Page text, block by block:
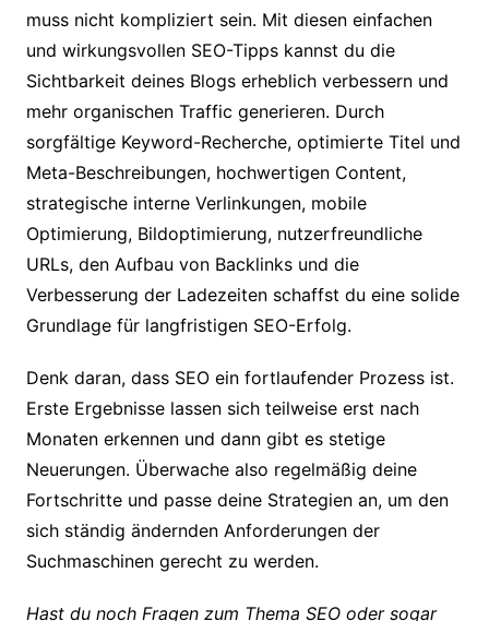
muss nicht kompliziert sein. Mit diesen einfachen
und wirkungsvollen SEO-Tipps kannst du die
Sichtbarkeit deines Blogs erheblich verbessern und
mehr organischen Traffic generieren. Durch
sorgfältige Keyword-Recherche, optimierte Titel und
Meta-Beschreibungen, hochwertigen Content,
strategische interne Verlinkungen, mobile
Optimierung, Bildoptimierung, nutzerfreundliche
URLs, den Aufbau von Backlinks und die
Verbesserung der Ladezeiten schaffst du eine solide
Grundlage für langfristigen SEO-Erfolg.
Denk daran, dass SEO ein fortlaufender Prozess ist.
Erste Ergebnisse lassen sich teilweise erst nach
Monaten erkennen und dann gibt es stetige
Neuerungen. Überwache also regelmäßig deine
Fortschritte und passe deine Strategien an, um den
sich ständig ändernden Anforderungen der
Suchmaschinen gerecht zu werden.
Hast du noch Fragen zum Thema SEO oder sogar